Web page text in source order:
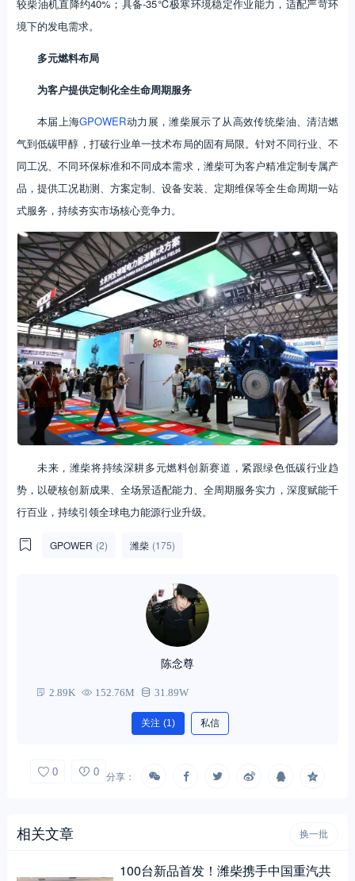
较柴油机直降约40%；具备-35℃极寒环境稳定作业能力，适配严苛环
境下的发电需求。
多元燃料布局
为客户提供定制化全生命周期服务
本届上海GPOWER动力展，潍柴展示了从高效传统柴油、清洁燃
气到低碳甲醇，打破行业单一技术布局的固有局限。针对不同行业、不
同工况、不同环保标准和不同成本需求，潍柴可为客户精准定制专属产
品，提供工况勘测、方案定制、设备安装、定期维保等全生命周期一站
式服务，持续夯实市场核心竞争力。
未来，潍柴将持续深耕多元燃料创新赛道，紧跟绿色低碳行业趋
势，以硬核创新成果、全场景适配能力、全周期服务实力，深度赋能千
行百业，持续引领全球电力能源行业升级。
GPOWER (2) 潍柴 (175)
陈念尊
2.89K 152.76M 31.89W
关注 (1) 私信
0 0 分享：
相关文章 换一批
100台新品首发！潍柴携手中国重汽共